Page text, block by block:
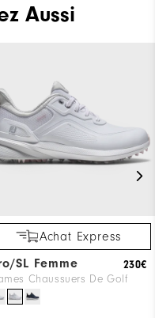
6.5
Aussi
Achat Express
SL Femme
Chaussuers De Golf
230€